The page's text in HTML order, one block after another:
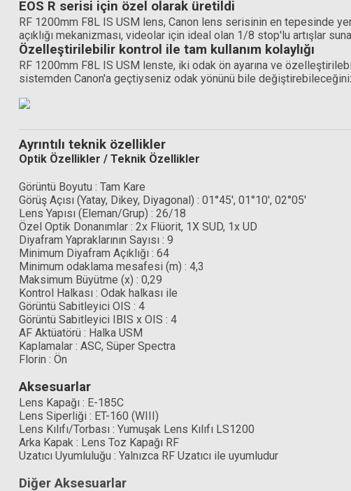
EOS R serisi için özel olarak üretildi
RF 1200mm F8L IS USM lens, Canon lens serisinin en tepesinde
açıklığı mekanizması, videolar için ideal olan 1/8 stop'lu artışlar
Özelleştirilebilir kontrol ile tam kullanım kolaylığı
RF 1200mm F8L IS USM lenste, iki odak ön ayarına ve
sistemden Canon'a geçtiyseniz odak yönünü bile
Ayrıntılı teknik özellikler
Optik Özellikler / Teknik Özellikler
Görüntü Boyutu : Tam Kare
Görüş Açısı (Yatay, Dikey, Diyagonal) : 01°45′, 01°10′, 02°05′
Lens Yapısı (Eleman/Grup) : 26/18
Özel Optik Donanımlar : 2x Flüorit, 1X SUD, 1x UD
Diyafram Yapraklarının Sayısı : 9
Minimum Diyafram Açıklığı : 64
Minimum odaklama mesafesi (m) : 4,3
Maksimum Büyütme (x) : 0,29
Kontrol Halkası : Odak halkası ile
Görüntü Sabitleyici OIS : 4
Görüntü Sabitleyici IBIS x OIS : 4
AF Aktüatörü : Halka USM
Kaplamalar : ASC, Süper Spectra
Florin : Ön
Aksesuarlar
Lens Kapağı : E-185C
Lens Siperliği : ET-160 (WIII)
Lens Kılıfı/Torbası : Yumuşak Lens Kılıfı LS1200
Arka Kapak : Lens Toz Kapağı RF
Uzatıcı Uyumluluğu : Yalnızca RF Uzatıcı ile uyumludur
Diğer Aksesuarlar